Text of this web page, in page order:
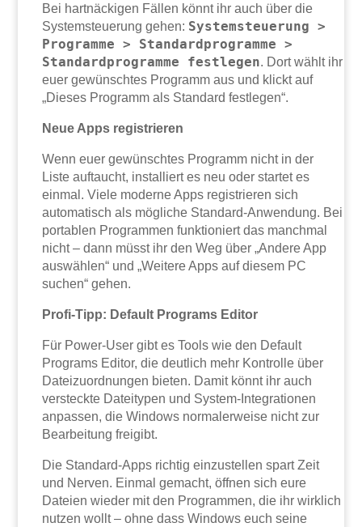
Bei hartnäckigen Fällen könnt ihr auch über die
Systemsteuerung gehen: Systemsteuerung >
Programme > Standardprogramme >
Standardprogramme festlegen. Dort wählt ihr
euer gewünschtes Programm aus und klickt auf
„Dieses Programm als Standard festlegen“.
Neue Apps registrieren
Wenn euer gewünschtes Programm nicht in der
Liste auftaucht, installiert es neu oder startet es
einmal. Viele moderne Apps registrieren sich
automatisch als mögliche Standard-Anwendung. Bei
portablen Programmen funktioniert das manchmal
nicht – dann müsst ihr den Weg über „Andere App
auswählen“ und „Weitere Apps auf diesem PC
suchen“ gehen.
Profi-Tipp: Default Programs Editor
Für Power-User gibt es Tools wie den Default
Programs Editor, die deutlich mehr Kontrolle über
Dateizuordnungen bieten. Damit könnt ihr auch
versteckte Dateitypen und System-Integrationen
anpassen, die Windows normalerweise nicht zur
Bearbeitung freigibt.
Die Standard-Apps richtig einzustellen spart Zeit
und Nerven. Einmal gemacht, öffnen sich eure
Dateien wieder mit den Programmen, die ihr wirklich
nutzen wollt – ohne dass Windows euch seine